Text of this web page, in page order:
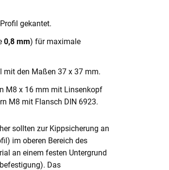
gekantet.
0,8 mm) für maximale
mit den Maßen 37 x 37 mm.
M8 x 16 mm mit Linsenkopf
M8 mit Flansch DIN 6923.
sollten zur Kippsicherung an
im oberen Bereich des
an einem festen Untergrund
Das